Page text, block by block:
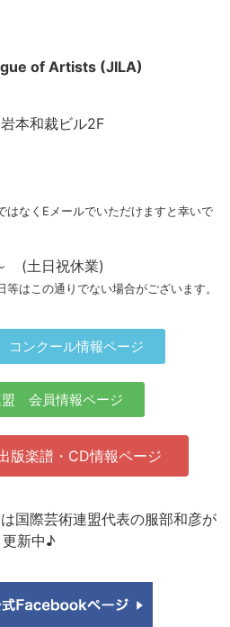
of Artists (JILA)
本和裁ビル2F
はなくEメールでいただけますと幸いで
(土日祝休業)
はこの通りでない場合がございます。
ンクール情報ページ
盟 会員情報ページ
楽譜・CD情報ページ
国際芸術連盟代表の服部和彦が
更新中♪